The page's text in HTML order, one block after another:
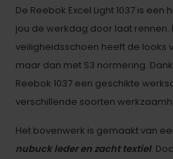
De Reebok Excel Light 1037 is
jou de werkdag door laat rennen.
veiligheidsschoen heeft de looks
maar dan met S3 normering.
Reebok 1037 een geschikte
verschillende soorten
Het bovenwerk is gemaakt van
nubuck leder en zacht textiel.